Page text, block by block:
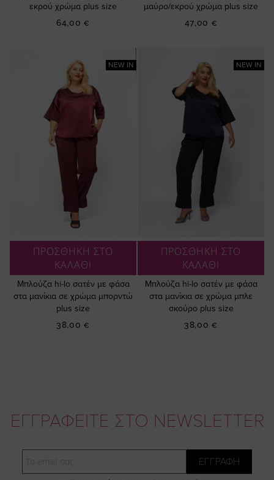
εκρού χρώμα plus size
64,00 €
μαύρο/εκρού χρώμα plus size
47,00 €
NEW IN
ΠΡΟΣΘΗΚΗ ΣΤΟ
ΚΑΛΑΘΙ
Μπλούζα hi-lo σατέν με φάσα
στα μανίκια σε χρώμα μπορντώ
plus size
38,00 €
NEW IN
ΠΡΟΣΘΗΚΗ ΣΤΟ
ΚΑΛΑΘΙ
Μπλούζα hi-lo σατέν με φάσα
στα μανίκια σε χρώμα μπλε
σκούρο plus size
38,00 €
ΕΓΓΡΑΦΕΙΤΕ ΣΤΟ NEWSLETTER
ΕΓΓΡΑΦΗ